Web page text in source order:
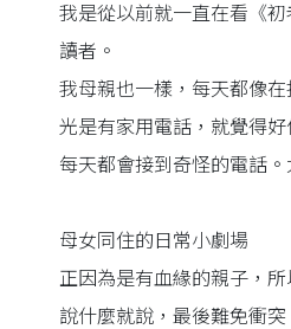
我是從以前就一直在看《
讀者。
我母親也一樣，每天都像在
光是有家用電話，就覺得好
每天都會接到奇怪的電話。
母女同住的日常小劇場
正因為是有血緣的親子，
說什麼就說，最後難免衝